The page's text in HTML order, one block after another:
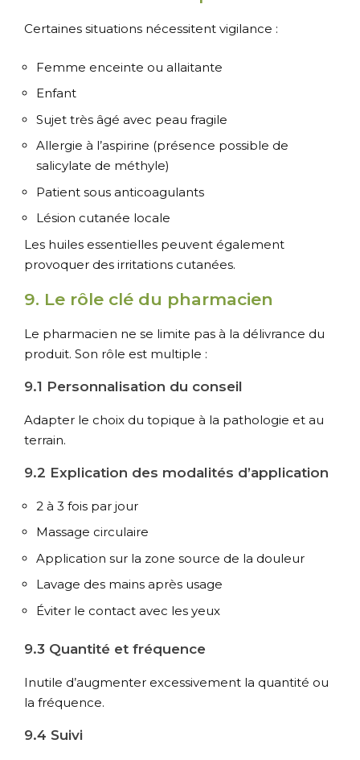
Certaines situations nécessitent vigilance :
Femme enceinte ou allaitante
Enfant
Sujet très âgé avec peau fragile
Allergie à l’aspirine (présence possible de
salicylate de méthyle)
Patient sous anticoagulants
Lésion cutanée locale
Les huiles essentielles peuvent également
provoquer des irritations cutanées.
9. Le rôle clé du pharmacien
Le pharmacien ne se limite pas à la délivrance du
produit. Son rôle est multiple :
9.1 Personnalisation du conseil
Adapter le choix du topique à la pathologie et au
terrain.
9.2 Explication des modalités d’application
2 à 3 fois par jour
Massage circulaire
Application sur la zone source de la douleur
Lavage des mains après usage
Éviter le contact avec les yeux
9.3 Quantité et fréquence
Inutile d’augmenter excessivement la quantité ou
la fréquence.
9.4 Suivi